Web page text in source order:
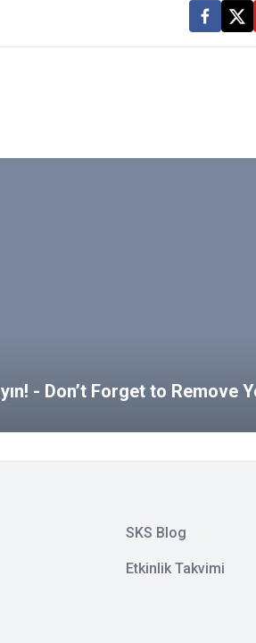
- Don’t Forget to Remove
SKS Blog
Etkinlik Takvimi